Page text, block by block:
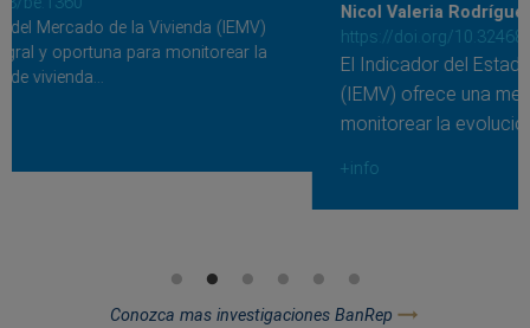
Nicol Valeria Rodríguez-Rodríguez; Sebastián...
https://doi.org/10.32468/be.1359
El Indicador del Estado del Mercado de la Vivienda
(IEMV) ofrece una medida integral y oportuna para
monitorear la evolución del mercado de...
+info
Conozca mas investigaciones BanRep